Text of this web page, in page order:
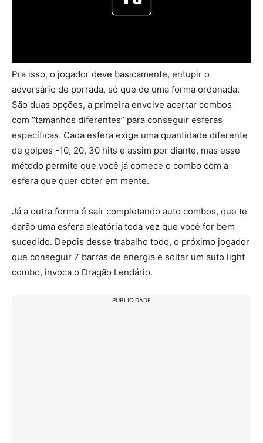
Pra isso, o jogador deve basicamente, entupir o
adversário de porrada, só que de uma forma ordenada.
São duas opções, a primeira envolve acertar combos
com “tamanhos diferentes” para conseguir esferas
específicas. Cada esfera exige uma quantidade diferente
de golpes -10, 20, 30 hits e assim por diante, mas esse
método permite que você já comece o combo com a
esfera que quer obter em mente.
Já a outra forma é sair completando auto combos, que te
darão uma esfera aleatória toda vez que você for bem
sucedido. Depois desse trabalho todo, o próximo jogador
que conseguir 7 barras de energia e soltar um auto light
combo, invoca o Dragão Lendário.
PUBLICIDADE